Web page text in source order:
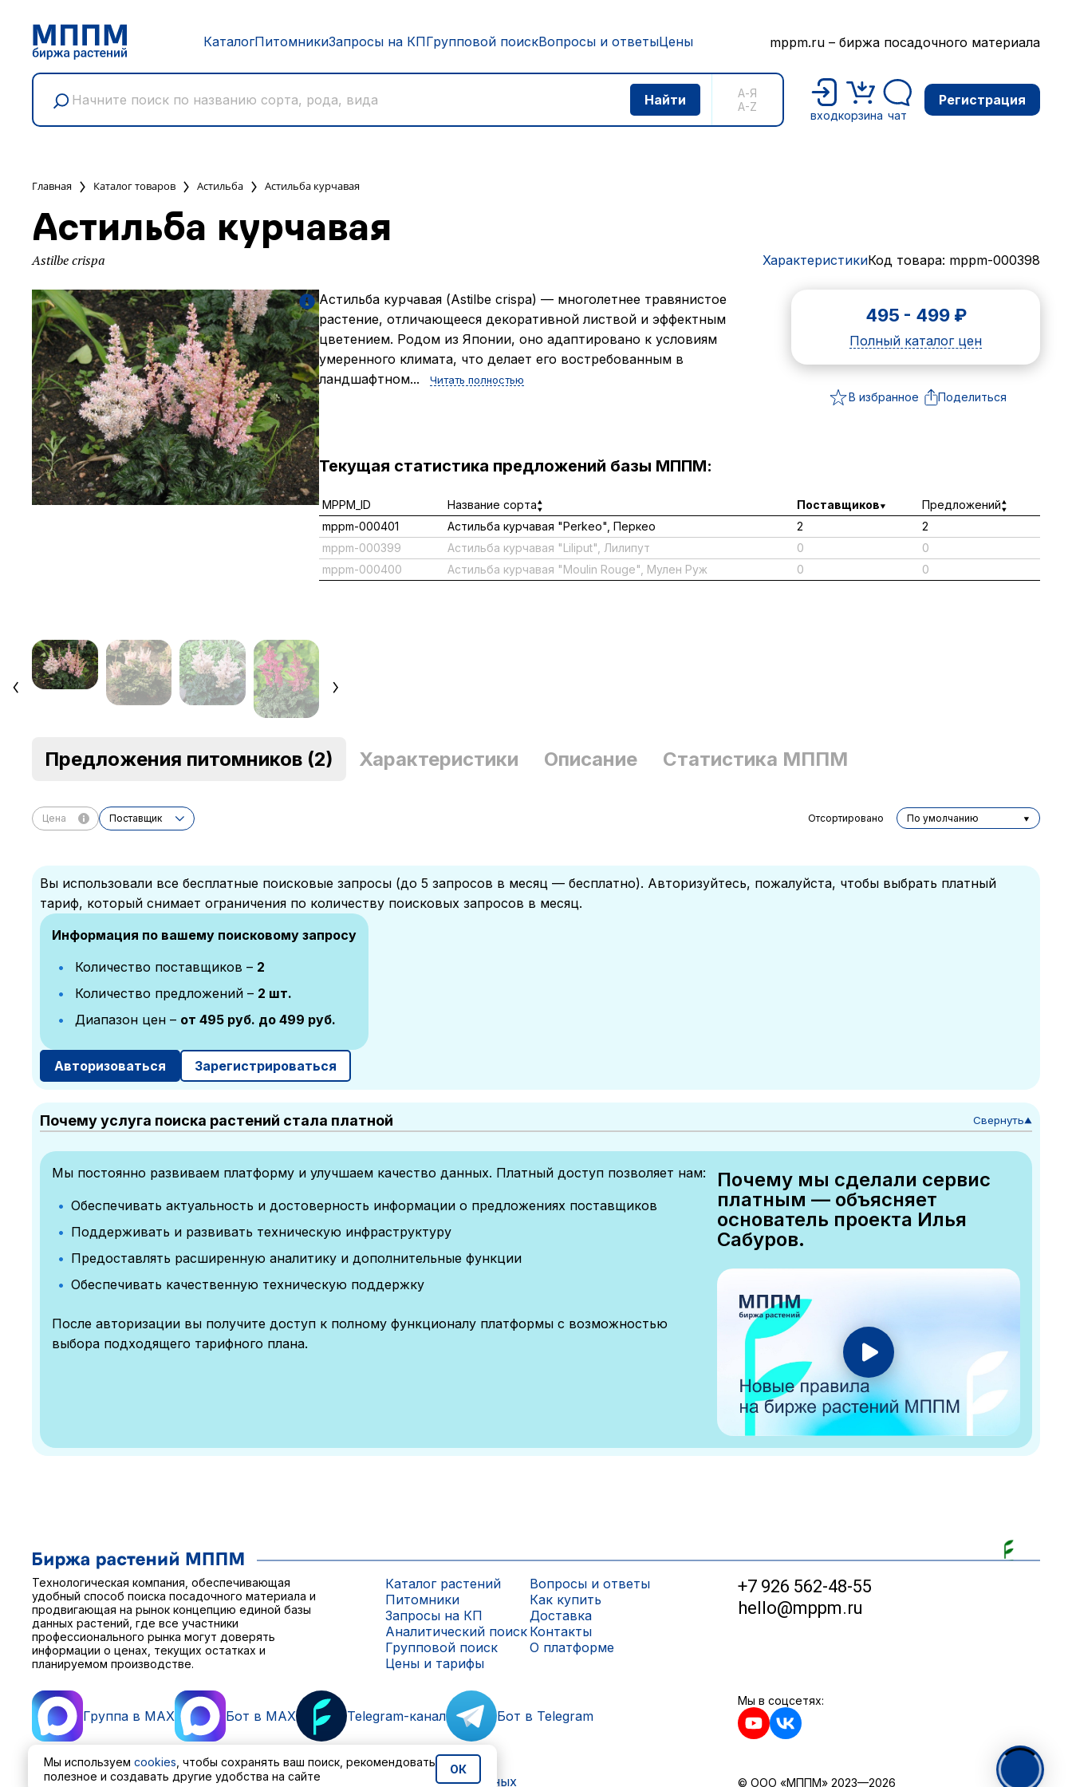
КаталогПитомникиЗапросы на КПГрупповой поискВопросы и ответыЦены mppm.ru – биржа посадочного материала
А-Я
A-Z
входкорзина чат
Регистрация
Главная Каталог товаров Астильба Астильба курчавая
Астильба курчавая
Astilbe crispa ХарактеристикиКод товара: mppm-000398
Астильба курчавая (Astilbe crispa) — многолетнее травянистое
растение, отличающееся декоративной листвой и эффектным
цветением. Родом из Японии, оно адаптировано к условиям
умеренного климата, что делает его востребованным в
ландшафтном...
Читать полностью
495 - 499 ₽
Полный каталог цен
В избранное Поделиться
Текущая статистика предложений базы МППМ:
MPPM_ID Название сорта Поставщиков
Предложений
mppm-000401
Астильба курчавая "Perkeo", Перкео 2
2
mppm-000399
Астильба курчавая "Liliput", Лилипут 0
0
mppm-000400
Астильба курчавая "Moulin Rouge", Мулен Руж 0 0
Предложения питомников (2) Характеристики Описание Статистика МППМ
Цена Поставщик Отсортировано По умолчанию
Вы использовали все бесплатные поисковые запросы (до 5 запросов в месяц — бесплатно). Авторизуйтесь, пожалуйста, чтобы выбрать платный
тариф, который снимает ограничения по количеству поисковых запросов в месяц.
Информация по вашему поисковому запросу
Количество поставщиков – 2
Количество предложений – 2 шт.
Диапазон цен – от 495 руб. до 499 руб.
Авторизоваться Зарегистрироваться
Почему услуга поиска растений стала платной Свернуть▼
Мы постоянно развиваем платформу и улучшаем качество данных. Платный доступ позволяет нам:
Обеспечивать актуальность и достоверность информации о предложениях поставщиков
Поддерживать и развивать техническую инфраструктуру
Предоставлять расширенную аналитику и дополнительные функции
Обеспечивать качественную техническую поддержку
После авторизации вы получите доступ к полному функционалу платформы с возможностью
выбора подходящего тарифного плана.
Почему мы сделали сервис
платным — объясняет
основатель проекта Илья
Сабуров.
Технологическая компания, обеспечивающая
удобный способ поиска посадочного материала и
продвигающая на рынок концепцию единой базы
данных растений, где все участники
профессионального рынка могут доверять
информации о ценах, текущих остатках и
планируемом производстве.
Каталог растений
Питомники
Запросы на КП
Аналитический поиск
Групповой поиск
Цены и тарифы
Вопросы и ответы
Как купить
Доставка
Контакты
О платформе
+7 926 562-48-55
hello@mppm.ru
Группа в MAX Бот в MAX Telegram-канал Бот в Telegram
Мы в соцсетях:
Пользовательское соглашениеПолитика обработки персональных данных © ООО «МППМ» 2023—2026
Мы используем cookies , чтобы сохранять ваш поиск, рекомендовать
полезное и создавать другие удобства на сайте
ОК